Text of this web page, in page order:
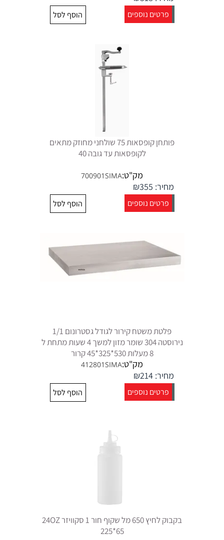
פרטים נוספים הוסף לסל
פותחן קופסאות 75 שולחני מחוזק מתאים
לקופסאות עד גובה 40
מק"ט:700901SIMA
מחיר: ₪355
פרטים נוספים הוסף לסל
פלטת משטח קירור לגודל גסטרונום 1/1
נירוסטה 304 שומר מזון למשך 4 שעות מתחת ל
8 מעלות 530*325*45 קרור
מק"ט:412801SIMA
מחיר: ₪214
פרטים נוספים הוסף לסל
בקבוק לחיץ 650 מל שקוף חור 1 סקוויזר 24OZ
225*65